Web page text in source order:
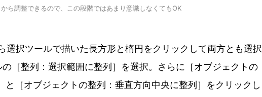
ら調整できるので、この段階ではあまり意識しなくてもOK
選択ツールで描いた長方形と楕円をクリックして両方とも選択
の［整列：選択範囲に整列］を選択。さらに［オブジェクトの
と［オブジェクトの整列：垂直方向中央に整列］をクリックし